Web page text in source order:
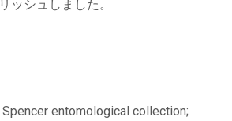
ッシュしました。
Spencer entomological collection;